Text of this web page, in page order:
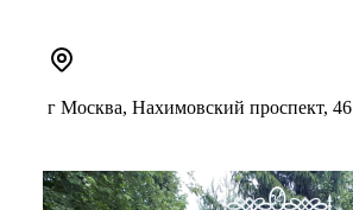
г Москва, Нахимовский проспект, 46